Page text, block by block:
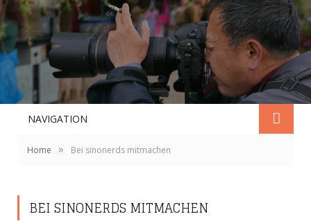
NAVIGATION
Home » Bei sinonerds mitmachen
BEI SINONERDS MITMACHEN